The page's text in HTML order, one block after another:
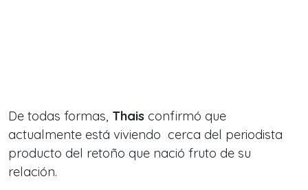
De todas formas, Thais confirmó que
actualmente está viviendo cerca del periodista
producto del retoño que nació fruto de su
relación.